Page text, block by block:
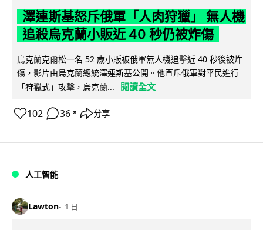
澤連斯基怒斥俄軍「人肉狩獵」 無人機
追殺烏克蘭小販近 40 秒仍被炸傷
烏克蘭克爾松一名 52 歲小販被俄軍無人機追擊近 40 秒後被炸
傷，影片由烏克蘭總統澤連斯基公開。他直斥俄軍對平民進行
「狩獵式」攻擊，烏克蘭...
閱讀全文
102 36 ↗ 分享
人工智能
Lawton 1 日